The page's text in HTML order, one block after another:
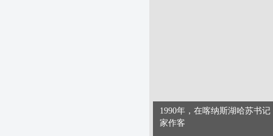
1990年，在喀纳斯湖哈苏书记
家作客